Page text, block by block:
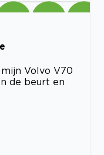
Volvo V70
de beurt en